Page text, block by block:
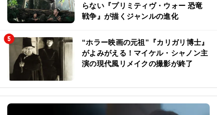
らない『プリミティヴ・ウォー 恐竜
戦争』が描くジャンルの進化
“ホラー映画の元祖”『カリガリ博士』
がよみがえる！マイケル・シャノン主
演の現代風リメイクの撮影が終了